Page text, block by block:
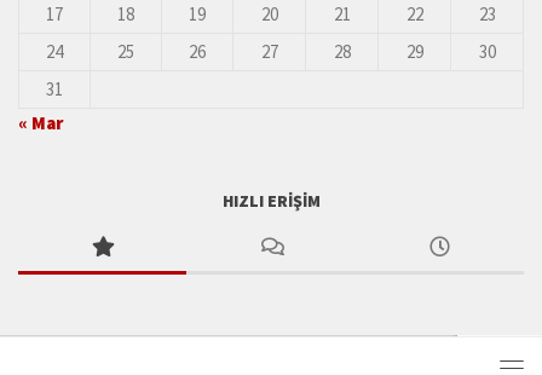
17
18 19 20 21 22
23
24
25 26 27 28 29
30
31
« Mar
HIZLI ERIŞIM